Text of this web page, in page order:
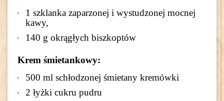
1 szklanka zaparzonej i wystudzonej mocnej
kawy,
140 g okrągłych biszkoptów
Krem śmietankowy:
500 ml schłodzonej śmietany kremówki
2 łyżki cukru pudru